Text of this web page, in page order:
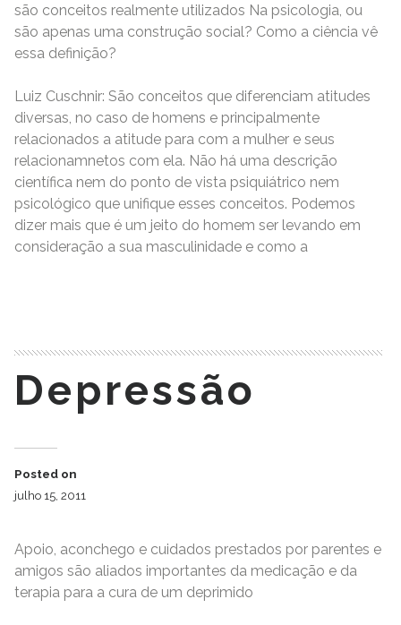
são conceitos realmente utilizados Na psicologia, ou
são apenas uma construção social? Como a ciência vê
essa definição?
Luiz Cuschnir: São conceitos que diferenciam atitudes
diversas, no caso de homens e principalmente
relacionados a atitude para com a mulher e seus
relacionamnetos com ela. Não há uma descrição
científica nem do ponto de vista psiquiátrico nem
psicológico que unifique esses conceitos. Podemos
dizer mais que é um jeito do homem ser levando em
consideração a sua masculinidade e como a
Depressão
Posted on
julho 15, 2011
Apoio, aconchego e cuidados prestados por parentes e
amigos são aliados importantes da medicação e da
terapia para a cura de um deprimido